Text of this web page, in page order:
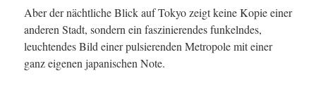
Aber der nächtliche Blick auf Tokyo zeigt keine Kopie einer
anderen Stadt, sondern ein faszinierendes funkelndes,
leuchtendes Bild einer pulsierenden Metropole mit einer
ganz eigenen japanischen Note.